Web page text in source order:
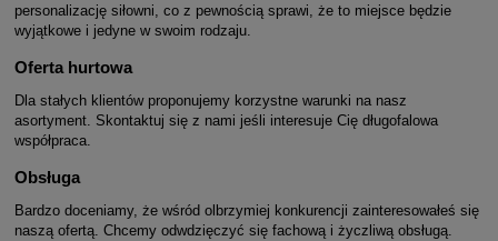
personalizację siłowni, co z pewnością sprawi, że to miejsce będzie
wyjątkowe i jedyne w swoim rodzaju.
Oferta hurtowa
Dla stałych klientów proponujemy korzystne warunki na nasz
asortyment. Skontaktuj się z nami jeśli interesuje Cię długofalowa
współpraca.
Obsługa
Bardzo doceniamy, że wśród olbrzymiej konkurencji zainteresowałeś się
naszą ofertą. Chcemy odwdzięczyć się fachową i życzliwą obsługą.